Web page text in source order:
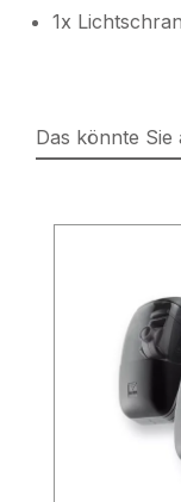
1x
Das könnte Sie